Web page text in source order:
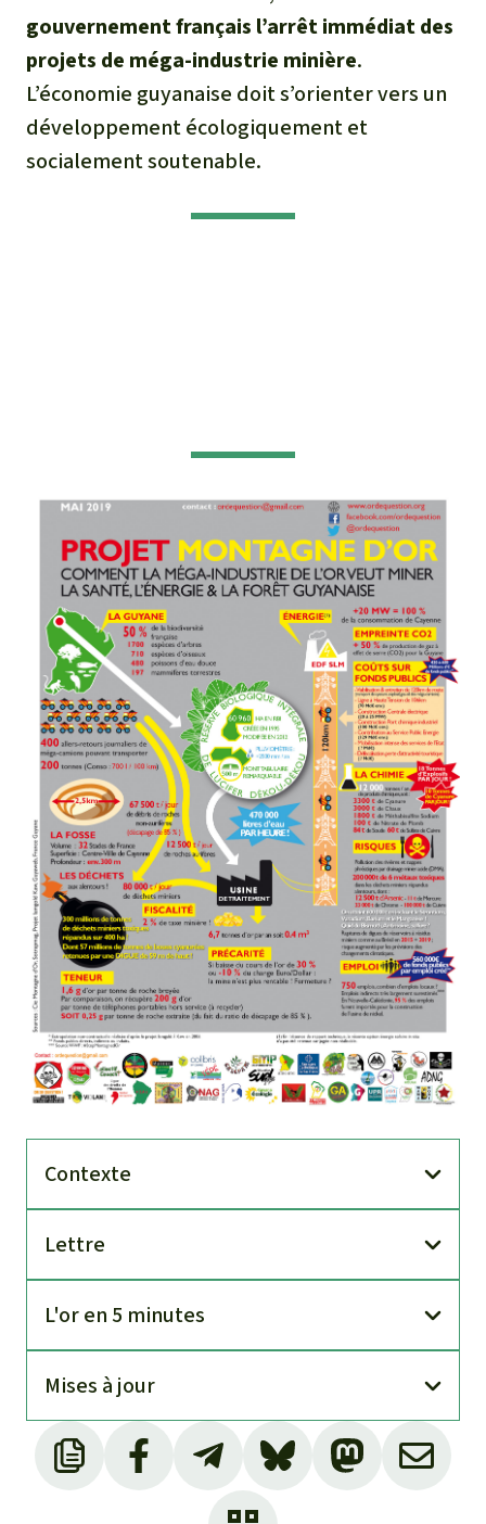
gouvernement français l’arrêt immédiat des
projets de méga-industrie minière.
L’économie guyanaise doit s’orienter vers un
développement écologiquement et
socialement soutenable.
Contexte
Lettre
L'or en 5 minutes
Mises à jour